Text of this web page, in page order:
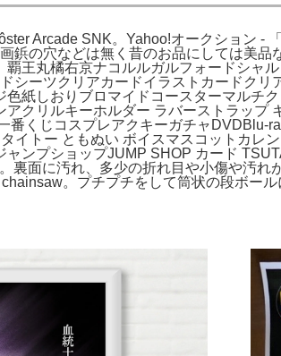
Arcade SNK。Yahoo!オークション -
鋲の穴などは無く昔のお品にしては美
王丸橘右京ナコルルガルフォードシャ
シーツクリアカードイラストカードク
紙しおりブロマイドコースターマルチ
クリルキーホルダー ラバーストラッ
くじコスプレアクキーガチャDVDBlu-
イトー ともぬい ボイスマスコットカ
ンプショップJUMP SHOP カード
裏面に汚れ、多少の折れ目や小傷や汚
。プチプチをして筒状の段ボ